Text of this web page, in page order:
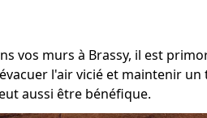
vos murs à Brassy, il est
l'air vicié et maintenir
aussi être bénéfique.